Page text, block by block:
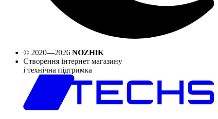
© 2020—2026 NOZHIK
Створення інтернет магазину
і технічна підтримка